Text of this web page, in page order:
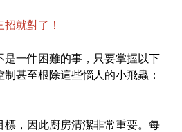
就對了！
是一件困難的事，只要掌握以下
甚至根除這些惱人的小飛蟲：
標，因此廚房清潔非常重要。每